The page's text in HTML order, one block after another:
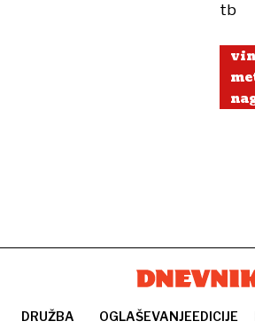
tb
DRUŽBA
OGLAŠEVANJEEDICIJE